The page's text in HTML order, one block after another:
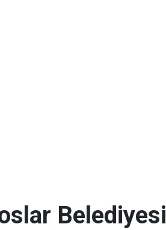
Belediyesi